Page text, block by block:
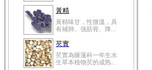
黃精
黃精味甘，性微溫，具
有補肺、強筋骨、降...
芡實
芡實為睡蓮科一年生水
生草本植物芡的成熟...